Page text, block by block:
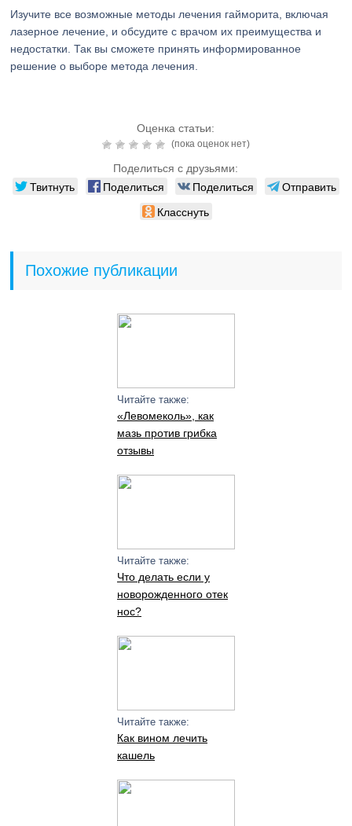
Изучите все возможные методы лечения гайморита, включая
лазерное лечение, и обсудите с врачом их преимущества и
недостатки. Так вы сможете принять информированное
решение о выборе метода лечения.
Оценка статьи:
(пока оценок нет)
Поделиться с друзьями:
Твитнуть Поделиться Поделиться
Отправить
Класснуть
Похожие публикации
Читайте также:
«Левомеколь», как
мазь против грибка
отзывы
Читайте также:
Что делать если у
новорожденного отек
нос?
Читайте также:
Как вином лечить
кашель